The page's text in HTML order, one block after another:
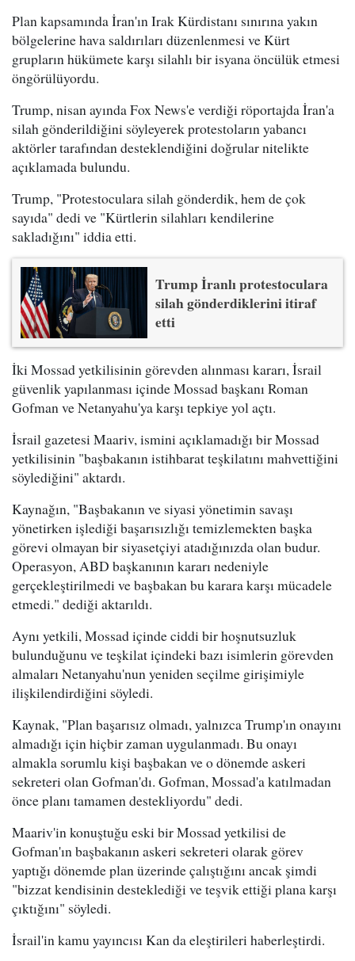
Plan kapsamında İran'ın Irak Kürdistanı sınırına yakın
bölgelerine hava saldırıları düzenlenmesi ve Kürt
grupların hükümete karşı silahlı bir isyana öncülük etmesi
öngörülüyordu.
Trump, nisan ayında Fox News'e verdiği röportajda İran'a
silah gönderildiğini söyleyerek protestoların yabancı
aktörler tarafından desteklendiğini doğrular nitelikte
açıklamada bulundu.
Trump, "Protestoculara silah gönderdik, hem de çok
sayıda" dedi ve "Kürtlerin silahları kendilerine
sakladığını" iddia etti.
Trump İranlı protestoculara
silah gönderdiklerini itiraf
etti
İki Mossad yetkilisinin görevden alınması kararı, İsrail
güvenlik yapılanması içinde Mossad başkanı Roman
Gofman ve Netanyahu'ya karşı tepkiye yol açtı.
İsrail gazetesi Maariv, ismini açıklamadığı bir Mossad
yetkilisinin "başbakanın istihbarat teşkilatını mahvettiğini
söylediğini" aktardı.
Kaynağın, "Başbakanın ve siyasi yönetimin savaşı
yönetirken işlediği başarısızlığı temizlemekten başka
görevi olmayan bir siyasetçiyi atadığınızda olan budur.
Operasyon, ABD başkanının kararı nedeniyle
gerçekleştirilmedi ve başbakan bu karara karşı mücadele
etmedi." dediği aktarıldı.
Aynı yetkili, Mossad içinde ciddi bir hoşnutsuzluk
bulunduğunu ve teşkilat içindeki bazı isimlerin görevden
almaları Netanyahu'nun yeniden seçilme girişimiyle
ilişkilendirdiğini söyledi.
Kaynak, "Plan başarısız olmadı, yalnızca Trump'ın onayını
almadığı için hiçbir zaman uygulanmadı. Bu onayı
almakla sorumlu kişi başbakan ve o dönemde askeri
sekreteri olan Gofman'dı. Gofman, Mossad'a katılmadan
önce planı tamamen destekliyordu" dedi.
Maariv'in konuştuğu eski bir Mossad yetkilisi de
Gofman'ın başbakanın askeri sekreteri olarak görev
yaptığı dönemde plan üzerinde çalıştığını ancak şimdi
"bizzat kendisinin desteklediği ve teşvik ettiği plana karşı
çıktığını" söyledi.
İsrail'in kamu yayıncısı Kan da eleştirileri haberleştirdi.